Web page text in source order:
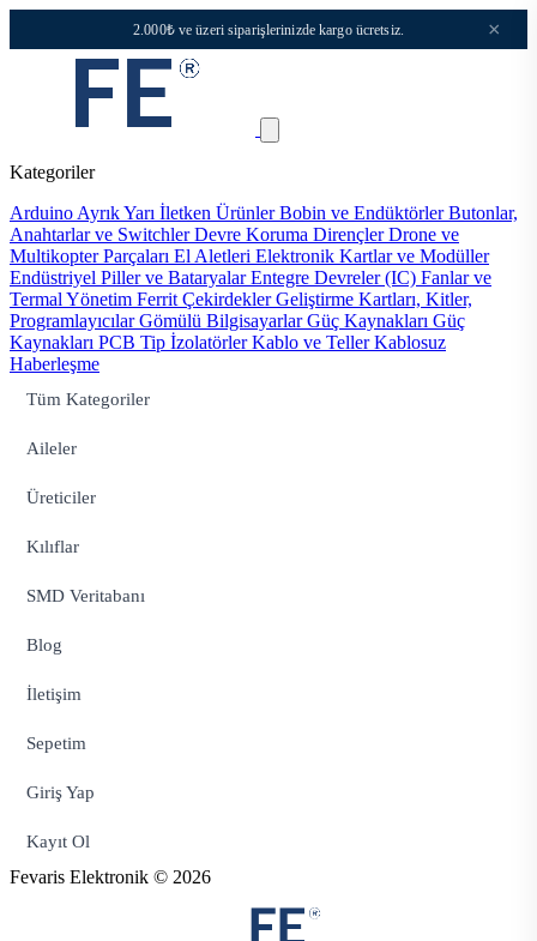
2.000₺ ve üzeri siparişlerinizde kargo ücretsiz. ×
Kategoriler
Arduino Ayrık Yarı İletken ÜrünlerBobin ve EndüktörlerButonlar,
Anahtarlar ve SwitchlerDevre Koruma DirençlerDrone ve
Multikopter Parçaları El Aletleri Elektronik Kartlar ve Modüller
Endüstriyel Piller ve BataryalarEntegre Devreler (IC) Fanlar ve
Termal Yönetim Ferrit ÇekirdeklerGeliştirme Kartları, Kitler,
ProgramlayıcılarGömülü BilgisayarlarGüç Kaynakları Güç
Kaynakları PCB Tip İzolatörlerKablo ve TellerKablosuz
Haberleşme
Tüm Kategoriler
Aileler
Üreticiler
Kılıflar
SMD Veritabanı
Blog
İletişim
Sepetim
Giriş Yap
Kayıt Ol
Fevaris Elektronik © 2026